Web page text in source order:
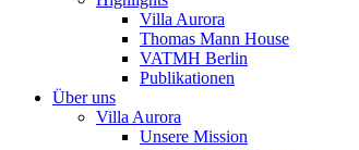
Villa Aurora
Thomas Mann House
VATMH Berlin
Publikationen
Über uns
Villa Aurora
Unsere Mission